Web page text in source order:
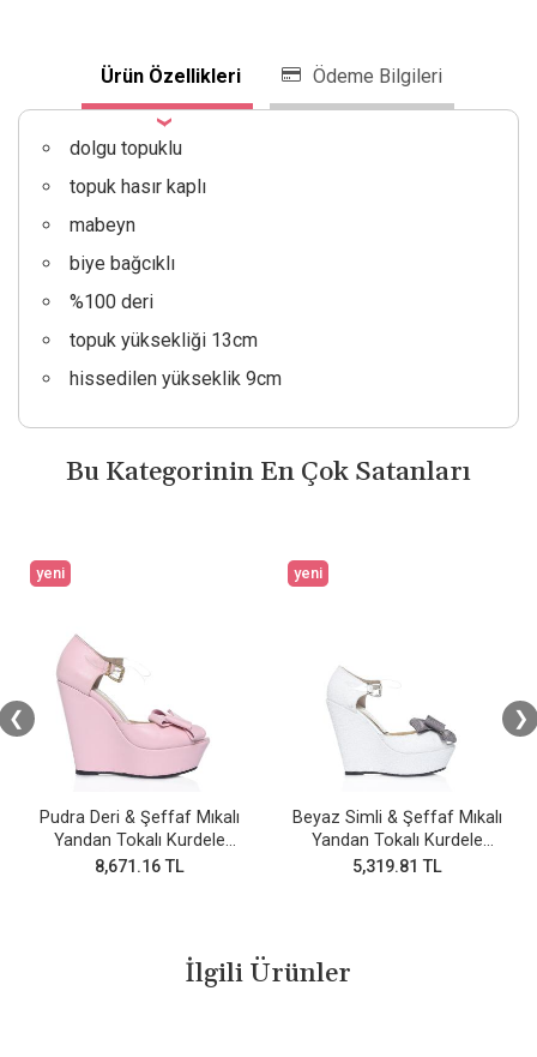
Ürün Özellikleri Ödeme Bilgileri
dolgu topuklu
topuk hasır kaplı
mabeyn
biye bağcıklı
%100 deri
topuk yüksekliği 13cm
hissedilen yükseklik 9cm
Bu Kategorinin En Çok Satanları
yeni
Pudra Deri & Şeffaf Mıkalı
Yandan Tokalı Kurdele
Fiyonklu Ayakkabı
8,671.16 TL
yeni
Beyaz Simli & Şeffaf Mıkalı
Yandan Tokalı Kurdele
Fiyonklu Ayakkabı
5,319.81 TL
❮ ❯
İlgili Ürünler